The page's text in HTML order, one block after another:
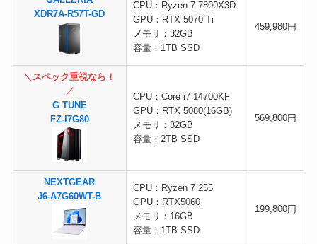
XDR7A-R57T-GD
CPU：Ryzen 7 7800X3D
GPU：RTX 5070 Ti
メモリ：32GB
容量：1TB SSD
459,980円
＼スペック重視なら！
／
G TUNE
FZ-I7G80
CPU：Core i7 14700KF
GPU：RTX 5080(16GB)
メモリ：32GB
容量：2TB SSD
569,800円
NEXTGEAR
J6-A7G60WT-B
CPU：Ryzen 7 255
GPU：RTX5060
メモリ：16GB
容量：1TB SSD
199,800円